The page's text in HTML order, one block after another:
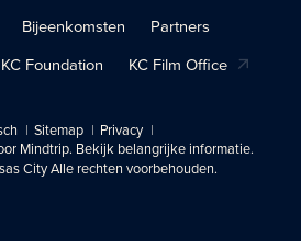
Bijeenkomsten
Partners
Foundation KC Film Office
Sitemap
Privacy
Mindtrip. Bekijk belangrijke informatie.
City Alle rechten voorbehouden.